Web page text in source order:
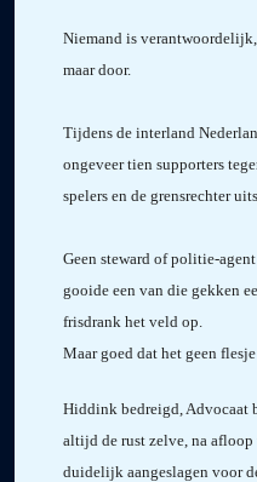
Niemand is
maar door.
Tijdens de interland
ongeveer tien supporters
spelers en de grensrechter
Geen steward of politie-
gooide een van die gekken
frisdrank het veld op.
Maar goed dat het geen
Hiddink bedreigd, Advocaat
altijd de rust zelve, na
duidelijk aangeslagen voor